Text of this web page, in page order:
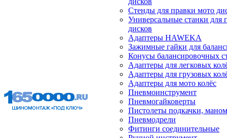
Стенды для правки мото
Универсальные станки для
дисков
Адаптеры HAWEKA
Зажимные гайки для
Конусы балансировочных
Адаптеры для легковых
Адаптеры для грузовых
Адаптеры для мото колёс
Пневмоинструмент
Пневмогайковерты
Пистолеты подкачки,
Пневмодрели
Фитинги соединительные